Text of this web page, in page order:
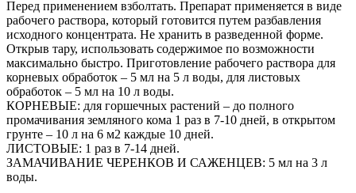
Перед применением взболтать. Препарат применяется в виде
рабочего раствора, который готовится путем разбавления
исходного концентрата. Не хранить в разведенной форме.
Открыв тару, использовать содержимое по возможности
максимально быстро. Приготовление рабочего раствора для
корневых обработок – 5 мл на 5 л воды, для листовых
обработок – 5 мл на 10 л воды.
КОРНЕВЫЕ: для горшечных растений – до полного
промачивания земляного кома 1 раз в 7-10 дней, в открытом
грунте – 10 л на 6 м2 каждые 10 дней.
ЛИСТОВЫЕ: 1 раз в 7-14 дней.
ЗАМАЧИВАНИЕ ЧЕРЕНКОВ И САЖЕНЦЕВ: 5 мл на 3 л
воды.